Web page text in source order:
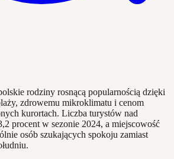
rodziny rosnącą popularnością dzięki
zdrowemu mikroklimatu i cenom
kurortach. Liczba turystów nad
procent w sezonie 2024, a miejscowość
osób szukających spokoju zamiast